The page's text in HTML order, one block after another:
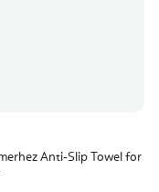
Anti-Slip Towel for